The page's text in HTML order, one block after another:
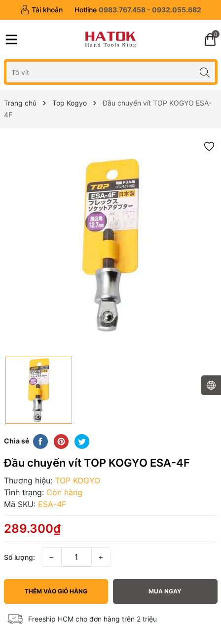
Tài khoản Hotline 0983.767.458 - 0932.055.682
0
Trang chủ Top Kogyo
Đầu chuyển vít TOP KOGYO ESA-
4F
Chia sẻ
Đầu chuyển vít TOP KOGYO ESA-4F
Thương hiệu: TOP KOGYO
Tình trạng: Còn hàng
Mã SKU: ESA-4F
289.300₫
Số lượng: − +
THÊM VÀO GIỎ HÀNG MUA NGAY
Freeship HCM cho đơn hàng trên 2 triệu